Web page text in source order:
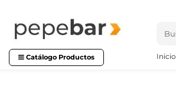
Catálogo Productos Inicio